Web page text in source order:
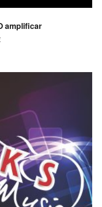
amplificar